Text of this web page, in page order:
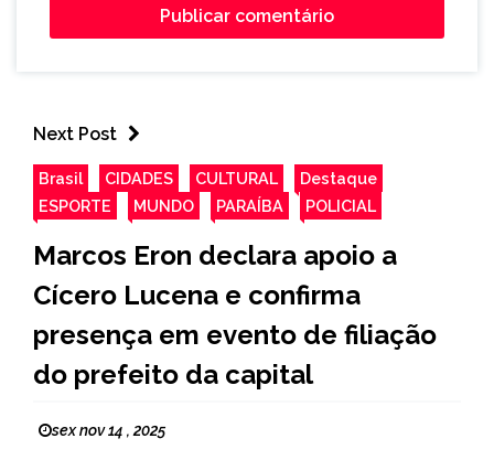
Next Post
Brasil CIDADES CULTURAL
Destaque
ESPORTE
MUNDO PARAÍBA POLICIAL
Marcos Eron declara apoio a
Cícero Lucena e confirma
presença em evento de filiação
do prefeito da capital
sex nov 14 , 2025